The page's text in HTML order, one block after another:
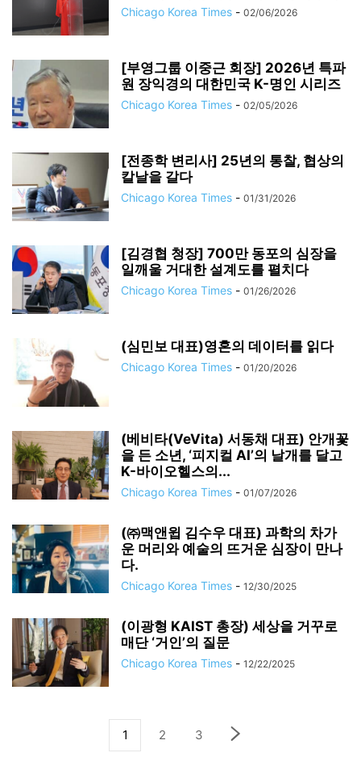
Chicago Korea Times - 02/06/2026
[부영그룹 이중근 회장] 2026년 특파
원 장익경의 대한민국 K-명인 시리즈
Chicago Korea Times - 02/05/2026
[전종학 변리사] 25년의 통찰, 협상의
칼날을 갈다
Chicago Korea Times - 01/31/2026
[김경협 청장] 700만 동포의 심장을
일깨울 거대한 설계도를 펼치다
Chicago Korea Times - 01/26/2026
(심민보 대표)영혼의 데이터를 읽다
Chicago Korea Times - 01/20/2026
(베비타(VeVita) 서동채 대표) 안개꽃
을 든 소년, ‘피지컬 AI’의 날개를 달고
K-바이오헬스의...
Chicago Korea Times - 01/07/2026
(㈜맥앤윕 김수우 대표) 과학의 차가
운 머리와 예술의 뜨거운 심장이 만나
다.
Chicago Korea Times - 12/30/2025
(이광형 KAIST 총장) 세상을 거꾸로
매단 ‘거인’의 질문
Chicago Korea Times - 12/22/2025
1 2 3